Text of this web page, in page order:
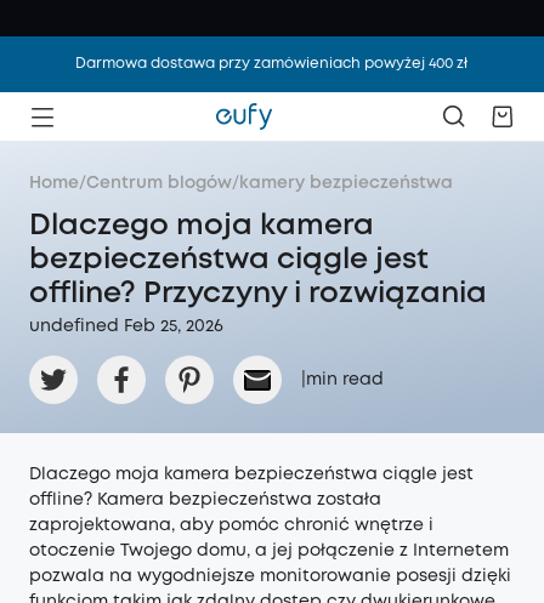
Darmowa dostawa przy zamówieniach powyżej 400 zł
Home/Centrum blogów/ kamery bezpieczeństwa
Dlaczego moja kamera
bezpieczeństwa ciągle jest
offline? Przyczyny i rozwiązania
undefined Feb 25, 2026
min read
Dlaczego moja kamera bezpieczeństwa ciągle jest
offline? Kamera bezpieczeństwa została
zaprojektowana, aby pomóc chronić wnętrze i
otoczenie Twojego domu, a jej połączenie z Internetem
pozwala na wygodniejsze monitorowanie posesji dzięki